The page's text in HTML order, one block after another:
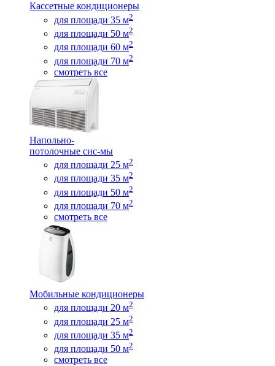
Кассетные кондиционеры
для площади 35 м2
для площади 50 м2
для площади 60 м2
для площади 70 м2
смотреть все
Напольно-
потолочные сис-мы
для площади 25 м2
для площади 35 м2
для площади 50 м2
для площади 70 м2
смотреть все
Мобильные кондиционеры
для площади 20 м2
для площади 25 м2
для площади 35 м2
для площади 50 м2
смотреть все